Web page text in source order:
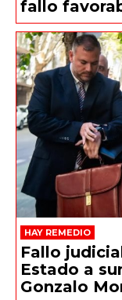
fallo
HAY REMEDIO
Fallo
Estado a
Gonzalo